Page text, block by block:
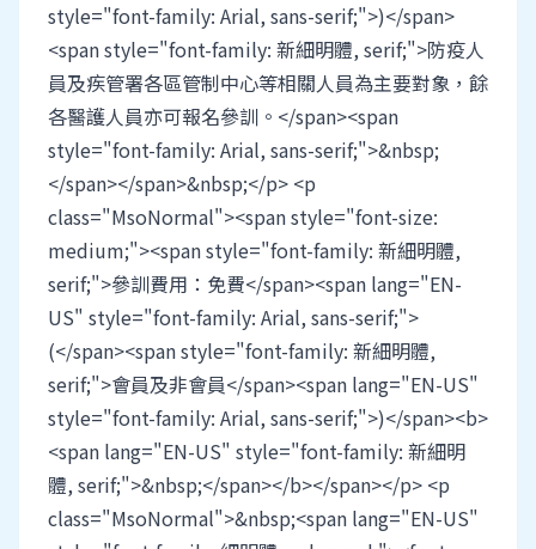
style="font-family: Arial, sans-serif;">)</span>
<span style="font-family: 新細明體, serif;">防疫人
員及疾管署各區管制中心等相關人員為主要對象，餘
各醫護人員亦可報名參訓。</span><span
style="font-family: Arial, sans-serif;">&nbsp;
</span></span>&nbsp;</p> <p
class="MsoNormal"><span style="font-size:
medium;"><span style="font-family: 新細明體,
serif;">參訓費用：免費</span><span lang="EN-
US" style="font-family: Arial, sans-serif;">
(</span><span style="font-family: 新細明體,
serif;">會員及非會員</span><span lang="EN-US"
style="font-family: Arial, sans-serif;">)</span><b>
<span lang="EN-US" style="font-family: 新細明
體, serif;">&nbsp;</span></b></span></p> <p
class="MsoNormal">&nbsp;<span lang="EN-US"